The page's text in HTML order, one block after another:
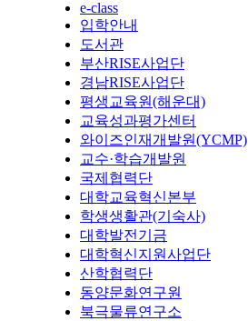
e-class
입학안내
도서관
부산RISE사업단
경남RISE사업단
평생교육원(해운대)
교육성과평가센터
와이즈인재개발원(YCMP)
교수·학습개발원
국제협력단
대학교육혁신본부
학생생활관(기숙사)
대학발전기금
대학혁신지원사업단
산학협력단
동양문화연구원
북극물류연구소